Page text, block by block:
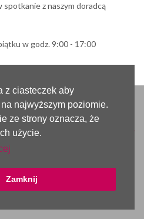
z ciasteczek aby
najwyższym poziomie.
ze strony oznacza, że
użycie.
Zamknij
spotkanie z naszym doradcą
w godz. 9:00 - 17:00
Polityka prywatności